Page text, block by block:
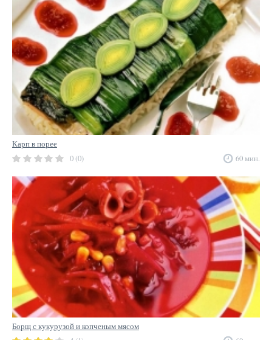
Карп в порее
0 (0)
60 мин.
Борщ с кукурузой и копченым мясом